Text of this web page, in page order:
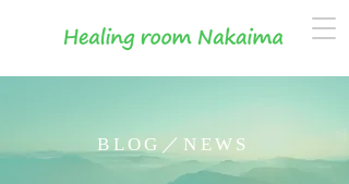
BLOG／NEWS